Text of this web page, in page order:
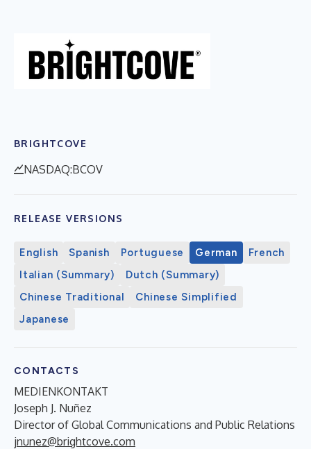
BRIGHTCOVE
NASDAQ:BCOV
RELEASE VERSIONS
English Spanish Portuguese German
French
Italian (Summary)
Dutch (Summary)
Chinese Traditional
Chinese Simplified
Japanese
CONTACTS
MEDIENKONTAKT
Joseph J. Nuñez
Director of Global Communications and Public Relations
jnunez@brightcove.com